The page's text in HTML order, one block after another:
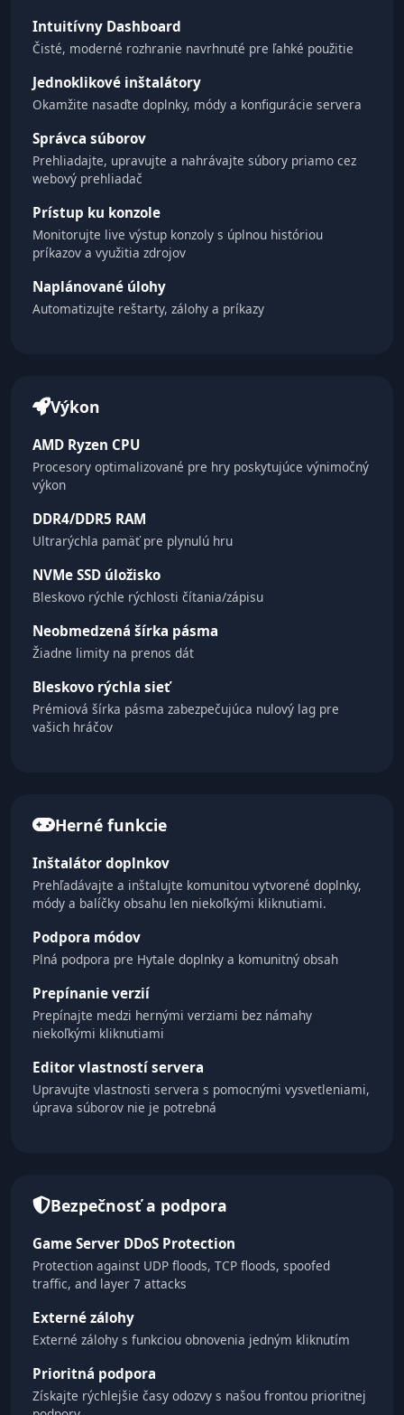
Intuitívny Dashboard
Čisté, moderné rozhranie navrhnuté pre ľahké použitie
Jednoklikové inštalátory
Okamžite nasaďte doplnky, módy a konfigurácie servera
Správca súborov
Prehliadajte, upravujte a nahrávajte súbory priamo cez
webový prehliadač
Prístup ku konzole
Monitorujte live výstup konzoly s úplnou históriou
príkazov a využitia zdrojov
Naplánované úlohy
Automatizujte reštarty, zálohy a príkazy
Výkon
AMD Ryzen CPU
Procesory optimalizované pre hry poskytujúce výnimočný
výkon
DDR4/DDR5 RAM
Ultrarýchla pamäť pre plynulú hru
NVMe SSD úložisko
Bleskovo rýchle rýchlosti čítania/zápisu
Neobmedzená šírka pásma
Žiadne limity na prenos dát
Bleskovo rýchla sieť
Prémiová šírka pásma zabezpečujúca nulový lag pre
vašich hráčov
Herné funkcie
Inštalátor doplnkov
Prehľadávajte a inštalujte komunitou vytvorené doplnky,
módy a balíčky obsahu len niekoľkými kliknutiami.
Podpora módov
Plná podpora pre Hytale doplnky a komunitný obsah
Prepínanie verzií
Prepínajte medzi hernými verziami bez námahy
niekoľkými kliknutiami
Editor vlastností servera
Upravujte vlastnosti servera s pomocnými vysvetleniami,
úprava súborov nie je potrebná
Bezpečnosť a podpora
Game Server DDoS Protection
Protection against UDP floods, TCP floods, spoofed
traffic, and layer 7 attacks
Externé zálohy
Externé zálohy s funkciou obnovenia jedným kliknutím
Prioritná podpora
Získajte rýchlejšie časy odozvy s našou frontou prioritnej